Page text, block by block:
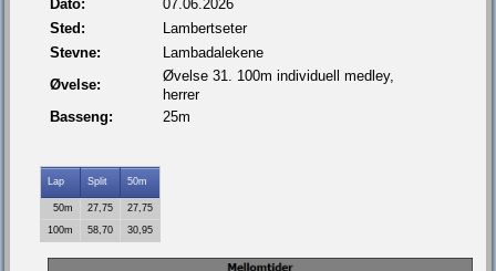
Dato:
07.06.2026
Sted:
Lambertseter
Stevne:
Lambadalekene
Øvelse:
Øvelse 31. 100m individuell medley,
herrer
Basseng:
25m
Lap Split 50m
50m 27,75
27,75
100m
58,70 30,95